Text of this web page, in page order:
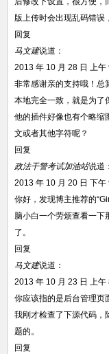
版上传时会出现乱码错误
回复
马文建说道：
2013 年 10 月 28 日 上午
非常感谢亲的支持哦！总
本地完全一致，就是为了
他的插件好像也有个略缩
文或者其他字符呢？
回复
政法干警考试加油站说道：
2013 年 10 月 20 日 下午
你好，发现博主推荐的
脑小白一个劳烦查看一下
了。
回复
马文建说道：
2013 年 10 月 23 日 上午
你应该指的是后台管理页
我刚才检查了下源代码，
题的。
回复